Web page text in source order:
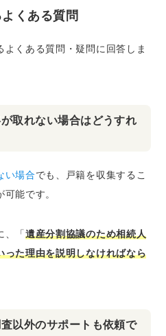
くある質問
くある質問・疑問に回答しま
取れない場合はどうすれ
い場合でも、戸籍を収集するこ
能です。
、「遺産分割協議のため相続人
った理由を説明しなければなら
以外のサポートも依頼で